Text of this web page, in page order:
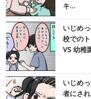
キ…
いじめ
校での
VS 幼稚
いじめ
者にさ